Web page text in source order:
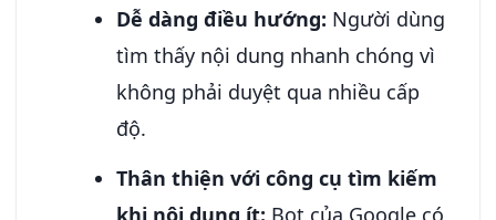
Dễ dàng điều hướng: Người dùng
tìm thấy nội dung nhanh chóng vì
không phải duyệt qua nhiều cấp
độ.
Thân thiện với công cụ tìm kiếm
khi nội dung ít: Bot của Google có